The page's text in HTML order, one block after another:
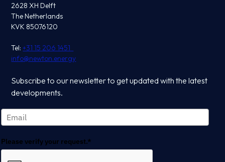
2628 XH Delft
The Netherlands
KVK 85076120
Tel:+31 15 206 1451
info@newton.energy
Subscribe to our newsletter to get updated with the latest
developments.
Please verify your request.*